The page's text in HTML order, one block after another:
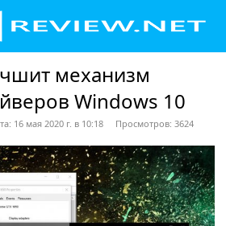
механизм
Windows 10
16 мая 2020 г. в 10:18 Просмотров: 3624